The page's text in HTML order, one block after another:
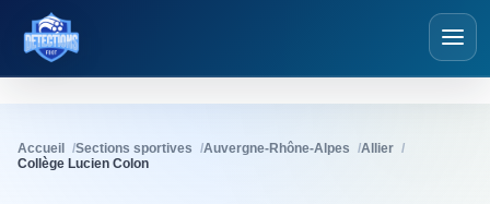
Détections Foot
Accueil Sections sportives Auvergne-Rhône-Alpes
Allier
Collège Lucien Colon